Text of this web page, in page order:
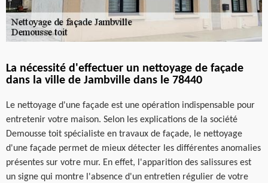
La nécessité d'effectuer un nettoyage de façade
dans la ville de Jambville dans le 78440
Le nettoyage d'une façade est une opération indispensable pour
entretenir votre maison. Selon les explications de la société
Demousse toit spécialiste en travaux de façade, le nettoyage
d'une façade permet de mieux détecter les différentes anomalies
présentes sur votre mur. En effet, l'apparition des salissures est
un signe qui montre l'absence d'un entretien régulier de votre